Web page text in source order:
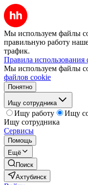
Мы используем файлы
правильную работу
трафик.
Правила использования
Мы используем файлы
файлов cookie
Понятно
Ищу сотрудника
Ищу работу
Ищу
Ищу сотрудника
Сервисы
Помощь
Ещё
Поиск
Ахтубинск